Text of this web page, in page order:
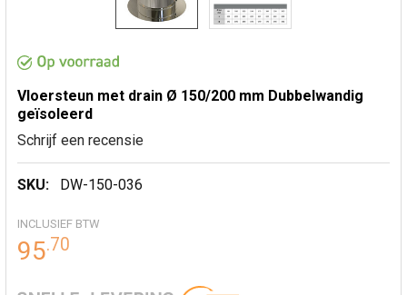
Vloersteun met drain Ø 150/200 mm Dubbelwandig
geïsoleerd
Schrijf een recensie
SKU: DW-150-036
INCLUSIEF BTW
95.70